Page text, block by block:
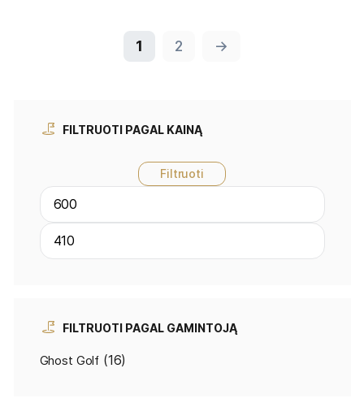
1 2 →
FILTRUOTI PAGAL KAINĄ
Filtruoti
FILTRUOTI PAGAL GAMINTOJĄ
Ghost Golf (16)